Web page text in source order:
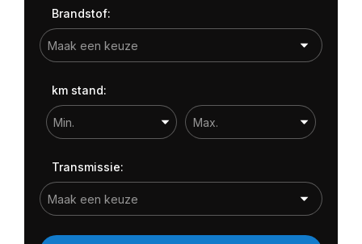
Brandstof:
km stand:
Transmissie: